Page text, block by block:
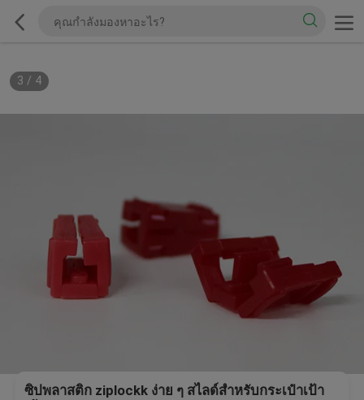
3 / 4
ซิปพลาสติก ziplockk ง่าย ๆ สไลด์สำหรับกระเป๋าเป้า